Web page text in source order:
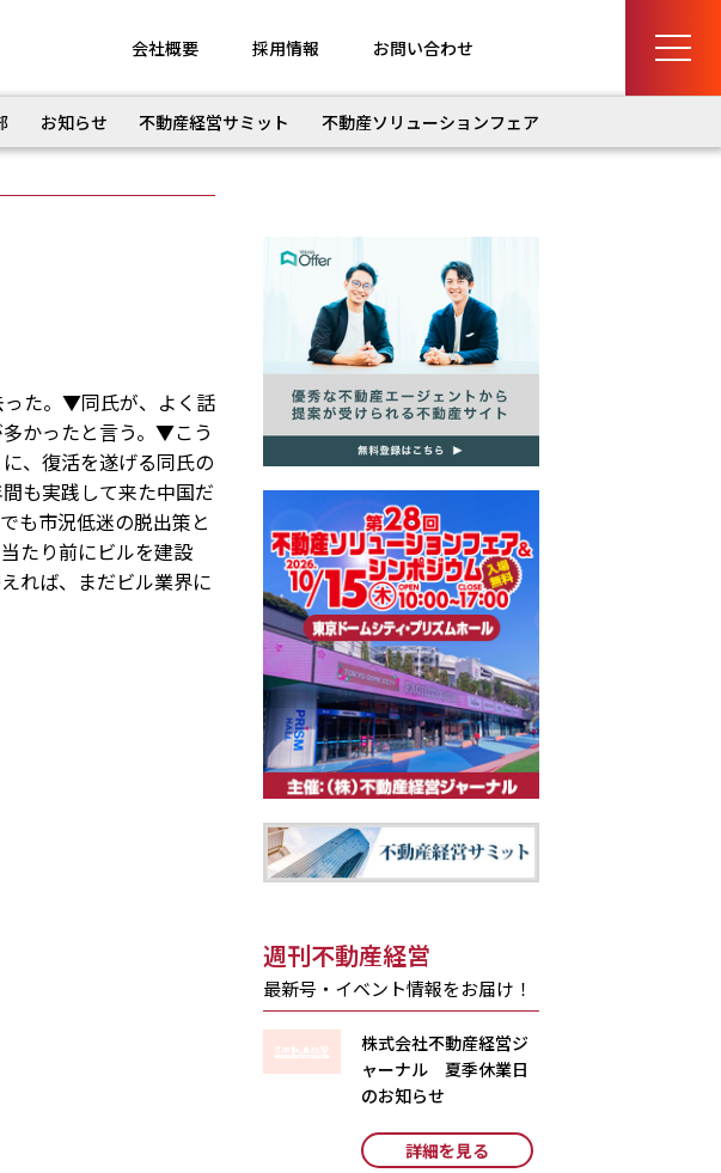
会社概要 採用情報 お問い合わせ
お知らせ 不動産経営サミット 不動産ソリューションフェア
った。▼同氏が、よく話
かったと言う。▼こう
、復活を遂げる同氏の
も実践して来た中国だ
も市況低迷の脱出策と
たり前にビルを建設
れば、まだビル業界に
週刊不動産経営
最新号・イベント情報をお届け！
株式会社不動産経営ジ
ャーナル 夏季休業日
のお知らせ
詳細を見る